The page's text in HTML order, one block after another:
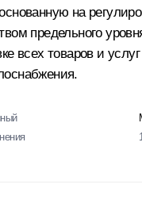
на
предельного
всех товаров и